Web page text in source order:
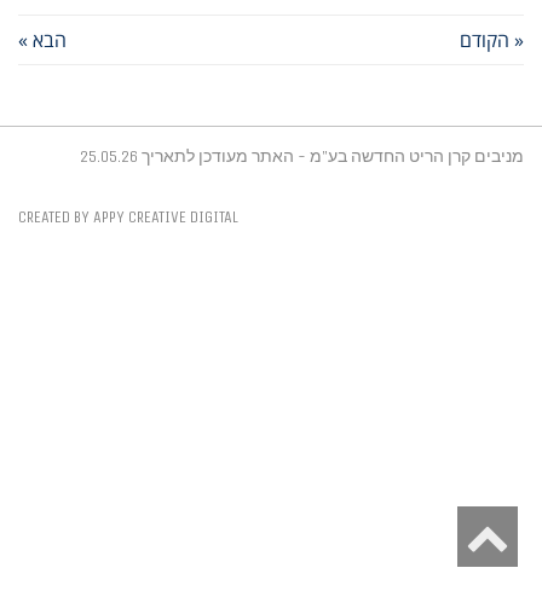
« הקודם הבא »
מניבים קרן הריט החדשה בע"מ - האתר מעודכן לתאריך 25.05.26
CREATED BY APPY CREATIVE DIGITAL
לראש